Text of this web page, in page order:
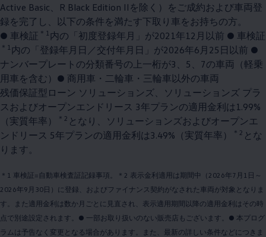
Active Basic、R Black Edition IIを除く）をご成約および車両登
録を完了し、以下の条件を満たす下取り車をお持ちの方。
● 車検証 ＊1 内の「初度登録年月」が2021年12月以前 ● 車検証
＊1 内の「登録年月日／交付年月日」が2026年6月25日以前 ●
ナンバープレートの分類番号の上一桁が3、5、7の車両（軽乗
用車を含む）● 商用車・二輪車・三輪車以外の車両
残価保証型ローン ソリューションズ、ソリューションズ プラ
スおよびオープンエンドリース 3年プランの適用金利は1.99%
（実質年率）
＊2 となり、ソリューションズおよびオープンエ
ンドリース 5年プランの適用金利は3.49%（実質年率）
＊2 とな
ります。
＊1 車検証=自動車検査証記録事項。＊2 表示金利適用は期間中（2026年7月1日～
2026年9月30日）に登録、およびファイナンス契約がなされた車両が対象となりま
す。また適用金利は数か月ごとに見直され、表示適用期間以降の適用金利はその時
点で別途設定されます。● 一部お取り扱いのない販売店もございます。● 本プログ
ラムは予告なく変更となる場合があります。また、最新の詳しい条件などにつきま